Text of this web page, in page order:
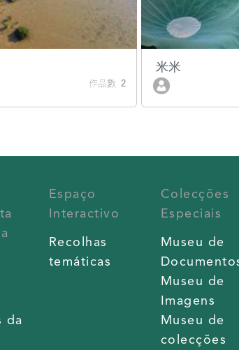
作品數 2
米米
da
Espaço
Interactivo
Recolhas
temáticas
Colecções
Especiais
Museu de
Museu de
Imagens
Museu de
colecções